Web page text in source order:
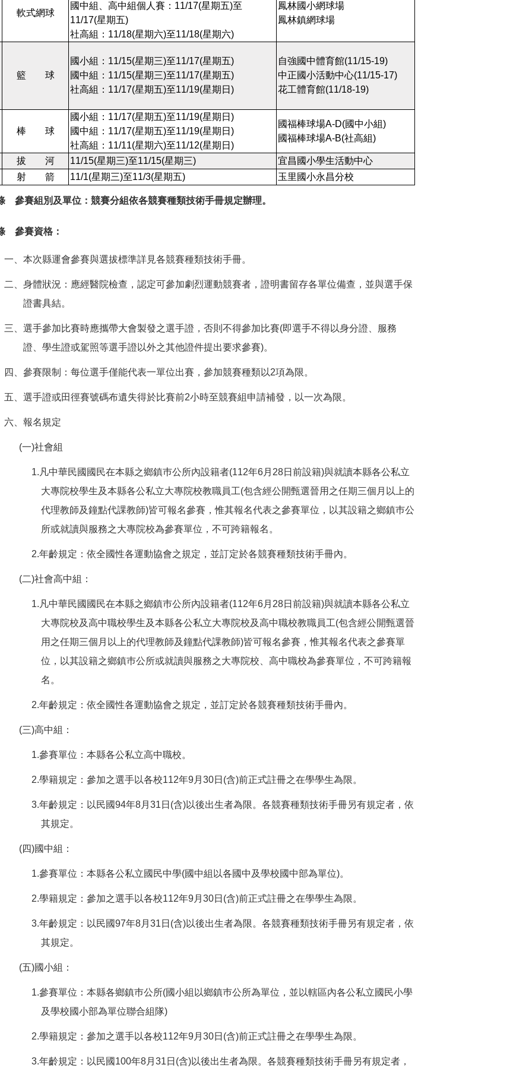
軟式網球
國中組、高中組個人賽：11/17(星期五)至
11/17(星期五)
社高組：11/18(星期六)至11/18(星期六)
鳳林國小網球場
鳳林鎮網球場
籃 球
國小組：11/15(星期三)至11/17(星期五)
國中組：11/15(星期三)至11/17(星期五)
社高組：11/17(星期五)至11/19(星期日 )
自強國中體育館(11/15-19)
中正國小活動中心(11/15-17)
花工體育館(11/18-19)
棒 球
國小組：11/17(星期五)至11/19(星期日 )
國中組：11/17(星期五)至11/19(星期日 )
社高組：11/11(星期六)至11/12(星期日 )
國福棒球場A-D(國中小組)
國福棒球場A-B(社高組)
拔 河 11/15(星期三)至11/15(星期三)
宜昌國小學生活動中心
射 箭 11/1(星期三)至11/3(星期五) 玉里國小永昌分校
參賽組別及單位：競賽分組依各競賽種類技術手冊規定辦理。
參賽資格：
一、本次縣運會參賽與選拔標準詳見各競賽種類技術手冊。
二、身體狀況：應經醫院檢查，認定可參加劇烈運動競賽者，證明書留存各單位備查，並與選手保
證書具結。
三、選手參加比賽時應攜帶大會製發之選手證，否則不得參加比賽(即選手不得以身分證、服務
證、學生證或駕照等選手證以外之其他證件提出要求參賽)。
四、參賽限制：每位選手僅能代表一單位出賽，參加競賽種類以2項為限。
五、選手證或田徑賽號碼布遺失得於比賽前2小時至競賽組申請補發，以一次為限。
六、報名規定
(一)社會組
1.凡中華民國國民在本縣之鄉鎮巿公所內設籍者(112年6月28日前設籍)與就讀本縣各公私立
大專院校學生及本縣各公私立大專院校教職員工(包含經公開甄選晉用之任期三個月以上的
代理教師及鐘點代課教師)皆可報名參賽，惟其報名代表之參賽單位，以其設籍之鄉鎮巿公
所或就讀與服務之大專院校為參賽單位，不可跨籍報名。
2.年齡規定：依全國性各運動協會之規定，並訂定於各競賽種類技術手冊內。
(二)社會高中組：
1.凡中華民國國民在本縣之鄉鎮巿公所內設籍者(112年6月28日前設籍)與就讀本縣各公私立
大專院校及高中職校學生及本縣各公私立大專院校及高中職校教職員工(包含經公開甄選晉
用之任期三個月以上的代理教師及鐘點代課教師)皆可報名參賽，惟其報名代表之參賽單
位，以其設籍之鄉鎮巿公所或就讀與服務之大專院校、高中職校為參賽單位，不可跨籍報
名。
2.年齡規定：依全國性各運動協會之規定，並訂定於各競賽種類技術手冊內。
(三)高中組：
1.參賽單位：本縣各公私立高中職校。
2.學籍規定：參加之選手以各校112年9月30日(含)前正式註冊之在學學生為限。
3.年齡規定：以民國94年8月31日(含)以後出生者為限。各競賽種類技術手冊另有規定者，依
其規定。
(四)國中組：
1.參賽單位：本縣各公私立國民中學(國中組以各國中及學校國中部為單位)。
2.學籍規定：參加之選手以各校112年9月30日(含)前正式註冊之在學學生為限。
3.年齡規定：以民國97年8月31日(含)以後出生者為限。各競賽種類技術手冊另有規定者，依
其規定。
(五)國小組：
1.參賽單位：本縣各鄉鎮巿公所(國小組以鄉鎮巿公所為單位，並以轄區內各公私立國民小學
及學校國小部為單位聯合組隊)
2.學籍規定：參加之選手以各校112年9月30日(含)前正式註冊之在學學生為限。
3.年齡規定：以民國100年8月31日(含)以後出生者為限。各競賽種類技術手冊另有規定者，